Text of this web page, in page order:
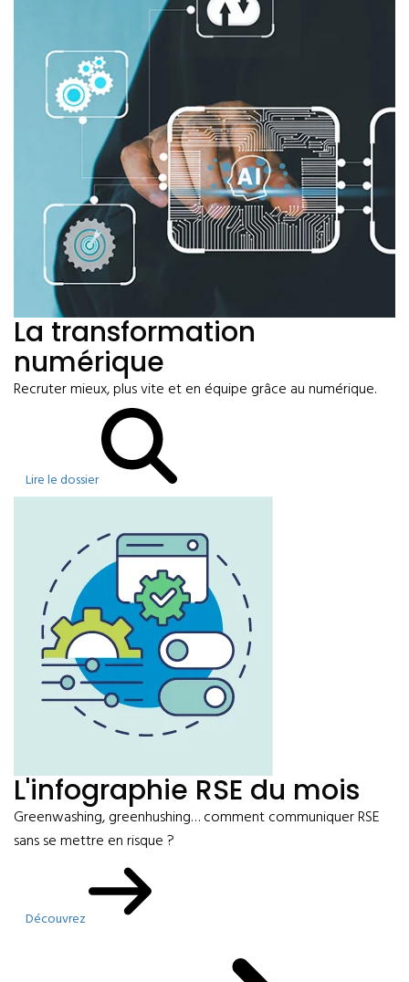
La transformation
numérique
Recruter mieux, plus vite et en équipe grâce au numérique.
Lire le dossier
L'infographie RSE du mois
Greenwashing, greenhushing… comment communiquer RSE
sans se mettre en risque ?
Découvrez